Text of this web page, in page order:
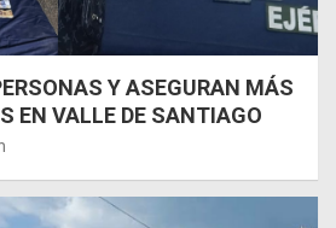
Y ASEGURAN MÁS
EN VALLE DE SANTIAGO